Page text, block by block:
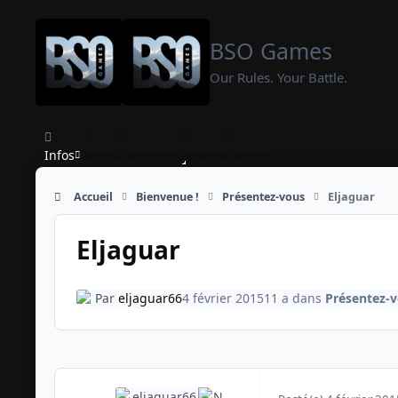
BSO Games
Our Rules. Your Battle.
Infos
Accueil Bienvenue ! Présentez-vous Eljaguar
Eljaguar
Par eljaguar664 février 201511 a dans Présentez-